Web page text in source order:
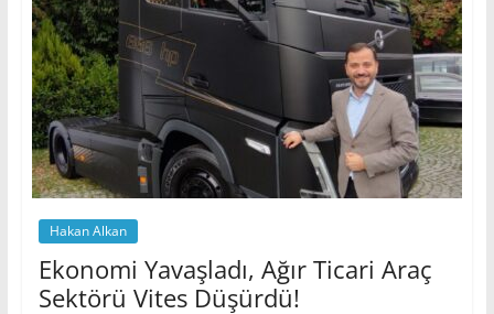
Hakan Alkan
Ekonomi Yavaşladı, Ağır Ticari Araç
Sektörü Vites Düşürdü!